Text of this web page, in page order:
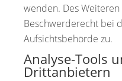
wenden. Des
Beschwerderecht bei
Aufsichtsbehörde zu.
Analyse-Tools
Drittanbietern